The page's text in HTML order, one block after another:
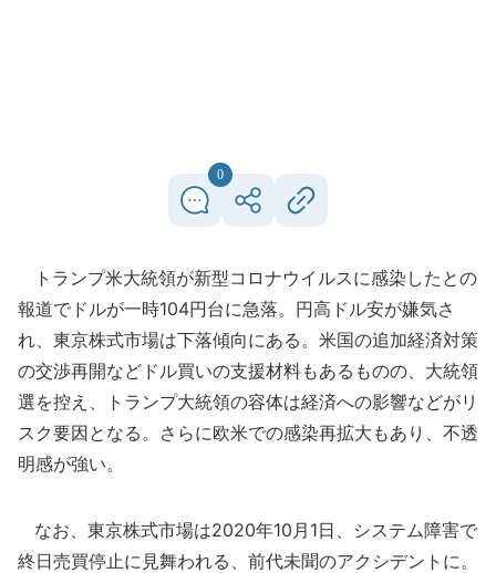
0
トランプ米大統領が新型コロナウイルスに感染したとの
報道でドルが一時104円台に急落。円高ドル安が嫌気さ
れ、東京株式市場は下落傾向にある。米国の追加経済対策
の交渉再開などドル買いの支援材料もあるものの、大統領
選を控え、トランプ大統領の容体は経済への影響などがリ
スク要因となる。さらに欧米での感染再拡大もあり、不透
明感が強い。
なお、東京株式市場は2020年10月1日、システム障害で
終日売買停止に見舞われる、前代未聞のアクシデントに。